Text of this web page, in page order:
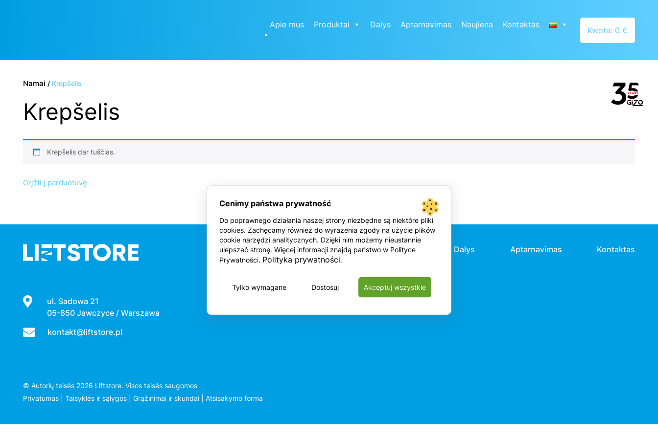
Kwota: 0 €
Apie mus Produktai Dalys Aptarnavimas Naujiena Kontaktas
Namai / Krepšelis
Krepšelis
Krepšelis dar tuščias.
Grįžti į parduotuvę
Apie mus Produktai Dalys Aptarnavimas Kontaktas
ul. Sadowa 21
05-850 Jawczyce / Warszawa
kontakt@liftstore.pl
© Autorių teisės 2026 Liftstore. Visos teisės saugomos
Privatumas
Taisyklės ir sąlygos Grąžinimai ir skundai Atsisakymo forma
Cenimy państwa prywatność
Do poprawnego działania naszej strony niezbędne są niektóre pliki
cookies. Zachęcamy również do wyrażenia zgody na użycie plików
cookie narzędzi analitycznych. Dzięki nim możemy nieustannie
ulepszać stronę. Więcej informacji znajdą państwo w Polityce
Prywatności. Polityka prywatności.
Dostosuj
Tylko wymagane Akceptuj wszystkie